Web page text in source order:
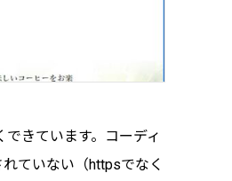
きています。コーディ
ていない（httpsでなく